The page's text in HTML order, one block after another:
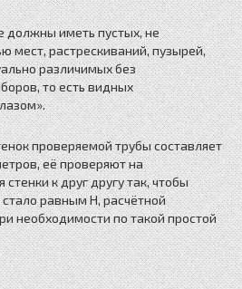
должны иметь пустых, не
мест, растрескиваний, пузырей,
различимых без
то есть видных
проверяемой трубы составляет
её проверяют на
к друг другу так, чтобы
равным H, расчётной
необходимости по такой простой